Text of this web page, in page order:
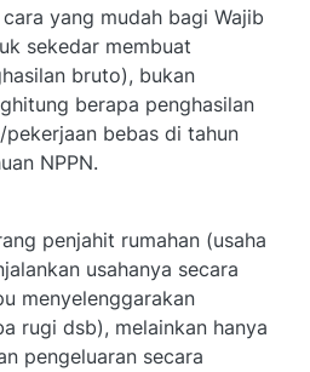
yang mudah bagi Wajib
sekedar membuat
bruto), bukan
berapa penghasilan
bebas di tahun
NPPN.
penjahit rumahan (usaha
usahanya secara
menyelenggarakan
rugi dsb), melainkan hanya
pengeluaran secara